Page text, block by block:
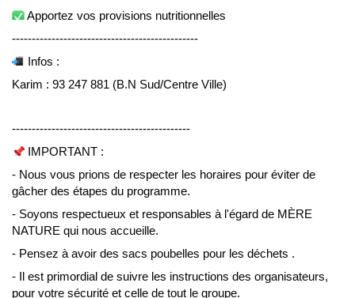
Apportez vos provisions nutritionnelles
-----------------------------------------------
Infos :
Karim : 93 247 881 (B.N Sud/Centre Ville)
---------------------------------------------
IMPORTANT :
- Nous vous prions de respecter les horaires pour éviter de
gâcher des étapes du programme.
- Soyons respectueux et responsables à l'égard de MÈRE
NATURE qui nous accueille.
- Pensez à avoir des sacs poubelles pour les déchets .
- Il est primordial de suivre les instructions des organisateurs,
pour votre sécurité et celle de tout le groupe.